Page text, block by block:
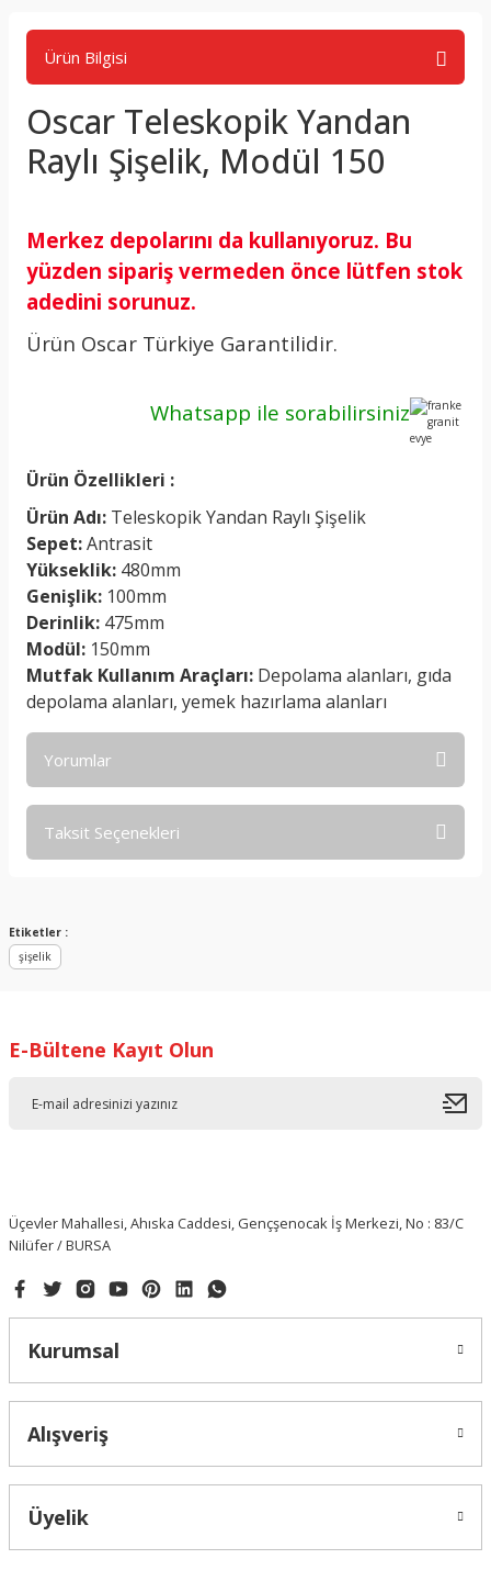
Ürün Bilgisi
Oscar Teleskopik Yandan
Raylı Şişelik, Modül 150
Merkez depolarını da kullanıyoruz. Bu
yüzden sipariş vermeden önce lütfen stok
adedini sorunuz.
Ürün Oscar Türkiye Garantilidir.
Whatsapp ile sorabilirsiniz
Ürün Özellikleri :
Ürün Adı: Teleskopik Yandan Raylı Şişelik
Sepet:Antrasit
Yükseklik: 480mm
Genişlik: 100mm
Derinlik: 475mm
Modül: 150mm
Mutfak Kullanım Araçları: Depolama alanları, gıda
depolama alanları, yemek hazırlama alanları
Yorumlar
Taksit Seçenekleri
Etiketler :
şişelik
E-Bültene Kayıt Olun
Üçevler Mahallesi, Ahıska Caddesi, Gençşenocak İş Merkezi, No : 83/C
Nilüfer / BURSA
Kurumsal
Alışveriş
Üyelik